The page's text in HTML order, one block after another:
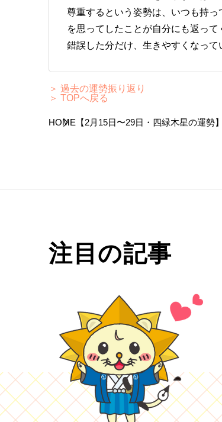
尊重するという姿勢は、いつも持
を思ってしたことが自分にも返っ
錯誤した分だけ、生きやすくなって
＞ 過去の運勢振り返り
＞ TOPへ戻る
HOME 【2月15日〜29日・四緑木星の運勢
注目の記事